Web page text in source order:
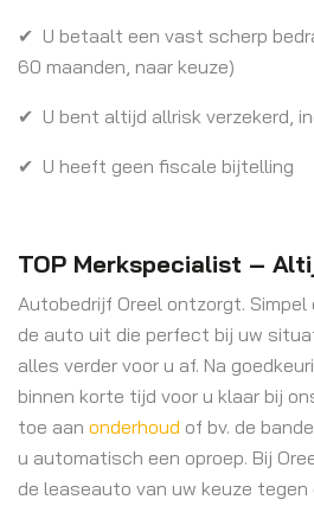
✔ U betaalt een vast scherp
60 maanden, naar keuze)
✔ U bent altijd allrisk verzekerd,
✔ U heeft geen fiscale bijtelling
TOP Merkspecialist –
Autobedrijf Oreel ontzorgt. Simpel
de auto uit die perfect bij uw
alles verder voor u af. Na
binnen korte tijd voor u klaar bij
toe aan onderhoud of bv. de
u automatisch een oproep. Bij
de leaseauto van uw keuze tegen